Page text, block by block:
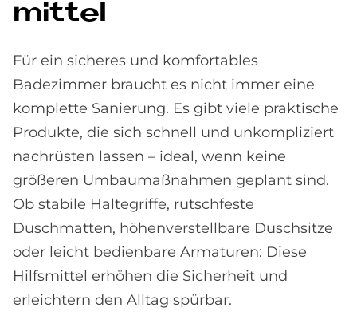
mit­tel
Für ein sicheres und komfortables
Badezimmer braucht es nicht immer eine
komplette Sanierung. Es gibt viele praktische
Produkte, die sich schnell und unkompliziert
nachrüsten lassen – ideal, wenn keine
größeren Umbaumaßnahmen geplant sind.
Ob stabile Haltegriffe, rutschfeste
Duschmatten, höhenverstellbare Duschsitze
oder leicht bedienbare Armaturen: Diese
Hilfsmittel erhöhen die Sicherheit und
erleichtern den Alltag spürbar.